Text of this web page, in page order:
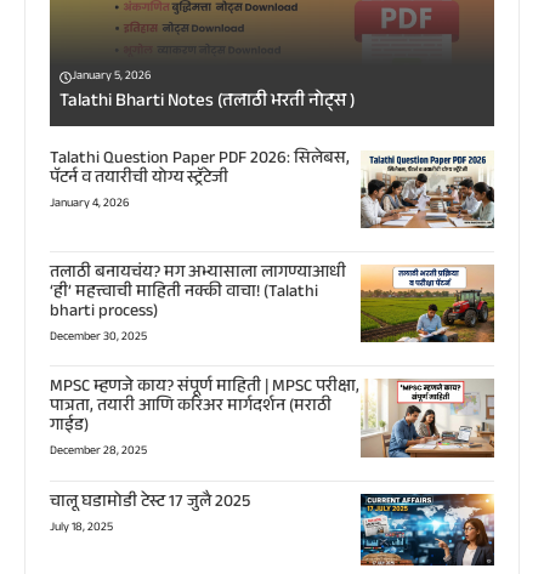
January 5, 2026
Talathi Bharti Notes (तलाठी भरती नोट्स )
Talathi Question Paper PDF 2026: सिलेबस,
पॅटर्न व तयारीची योग्य स्ट्रॅटेजी
January 4, 2026
तलाठी बनायचंय? मग अभ्यासाला लागण्याआधी
‘ही’ महत्त्वाची माहिती नक्की वाचा! (Talathi
bharti process)
December 30, 2025
MPSC म्हणजे काय? संपूर्ण माहिती | MPSC परीक्षा,
पात्रता, तयारी आणि करिअर मार्गदर्शन (मराठी
गाईड)
December 28, 2025
चालू घडामोडी टेस्ट 17 जुलै 2025
July 18, 2025